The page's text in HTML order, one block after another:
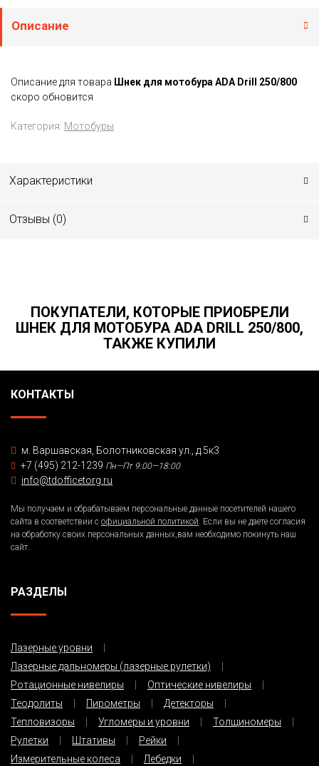
Описание
Описание для товара Шнек для мотобура ADA Drill 250/800
скоро обновится
Категория: Мотобуры
Характеристики
Отзывы (0)
ПОКУПАТЕЛИ, КОТОРЫЕ ПРИОБРЕЛИ
ШНЕК ДЛЯ МОТОБУРА ADA DRILL 250/800,
ТАКЖЕ КУПИЛИ
КОНТАКТЫ
м. Варшавская, Болотниковская ул., д.5к3
+7 (495) 212-1239 Пн—Пт 9:00—18:00
info@tdofficetorg.ru
Мы получаем и обрабатываем персональные данные посетителей нашего
сайта в соответствии с официальной политикой. Если вы не даете согласия
на обработку своих персональных данных,вам необходимо покинуть наш
сайт.
РАЗДЕЛЫ
Лазерные уровни
Лазерные дальномеры (лазерные рулетки)
Ротационные нивелиры
Оптические нивелиры
Теодолиты
Пирометры
Детекторы
Тепловизоры
Угломеры и уровни
Толщиномеры
Рулетки
Штативы
Рейки
Измерительные колеса
Лебедки